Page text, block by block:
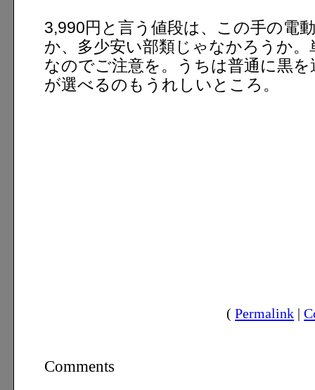
3,990円と言う値段は、この手の電
か、多少安い部類じゃなかろうか。
なのでご注意を。うちは普通に黒
が選べるのもうれしいところ。
(Permalink |
Comments